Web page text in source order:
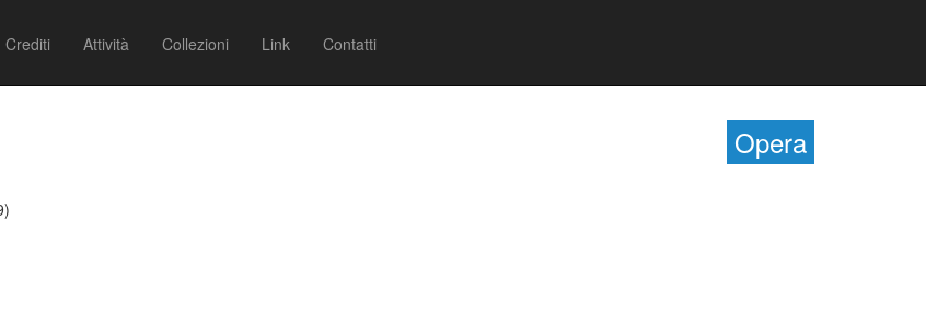
Crediti Attività Collezioni Link Contatti
Opera